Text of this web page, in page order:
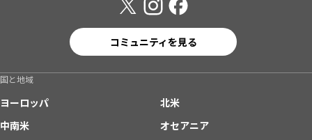
コミュニティを見る
国と地域
ヨーロッパ
北米
中南米
オセアニア